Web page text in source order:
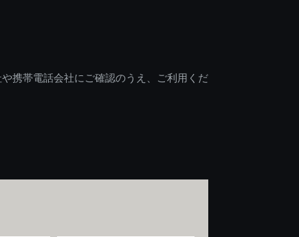
携帯電話会社にご確認のうえ、ご利用くだ